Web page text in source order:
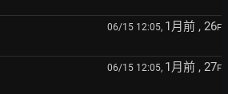
06/15 12:05, 1月前 , 26F
06/15 12:05, 1月前 , 27F